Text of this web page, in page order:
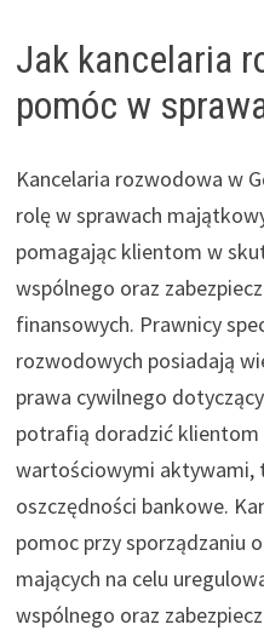
Jak kancelaria
pomóc w
Kancelaria rozwodowa w
rolę w sprawach
pomagając klientom w
wspólnego oraz
finansowych. Prawnicy
rozwodowych posiadają
prawa cywilnego
potrafią doradzić klientom
wartościowymi aktywami,
oszczędności bankowe.
pomoc przy sporządzaniu
mających na celu
wspólnego oraz